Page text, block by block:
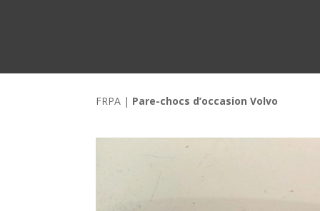
FRPA | Pare-chocs d’occasion Volvo